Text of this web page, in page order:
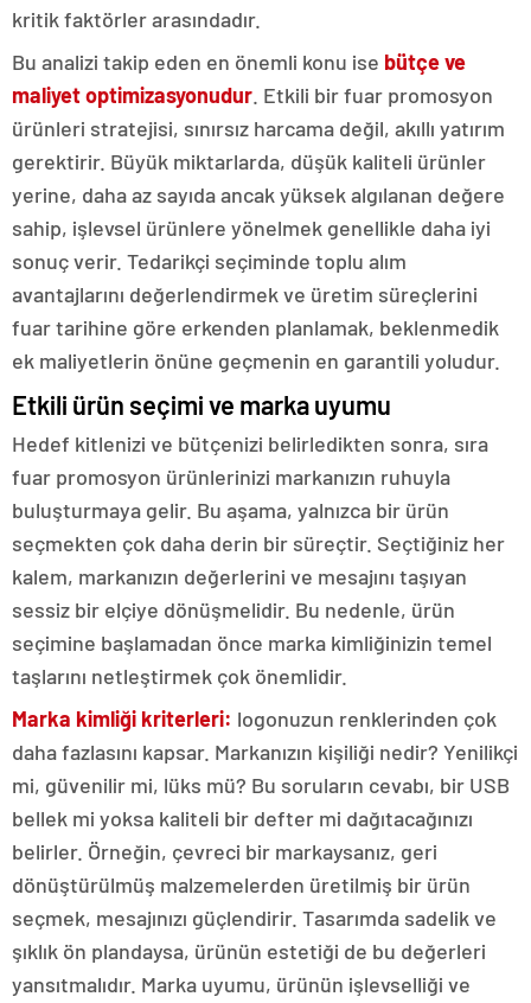
kritik faktörler arasındadır.
Bu analizi takip eden en önemli konu ise bütçe ve
maliyet optimizasyonudur . Etkili bir fuar promosyon
ürünleri stratejisi, sınırsız harcama değil, akıllı yatırım
gerektirir. Büyük miktarlarda, düşük kaliteli ürünler
yerine, daha az sayıda ancak yüksek algılanan değere
sahip, işlevsel ürünlere yönelmek genellikle daha iyi
sonuç verir. Tedarikçi seçiminde toplu alım
avantajlarını değerlendirmek ve üretim süreçlerini
fuar tarihine göre erkenden planlamak, beklenmedik
ek maliyetlerin önüne geçmenin en garantili yoludur.
Etkili ürün seçimi ve marka uyumu
Hedef kitlenizi ve bütçenizi belirledikten sonra, sıra
fuar promosyon ürünlerinizi markanızın ruhuyla
buluşturmaya gelir. Bu aşama, yalnızca bir ürün
seçmekten çok daha derin bir süreçtir. Seçtiğiniz her
kalem, markanızın değerlerini ve mesajını taşıyan
sessiz bir elçiye dönüşmelidir. Bu nedenle, ürün
seçimine başlamadan önce marka kimliğinizin temel
taşlarını netleştirmek çok önemlidir.
Marka kimliği kriterleri: logonuzun renklerinden çok
daha fazlasını kapsar. Markanızın kişiliği nedir? Yenilikçi
mi, güvenilir mi, lüks mü? Bu soruların cevabı, bir USB
bellek mi yoksa kaliteli bir defter mi dağıtacağınızı
belirler. Örneğin, çevreci bir markaysanız, geri
dönüştürülmüş malzemelerden üretilmiş bir ürün
seçmek, mesajınızı güçlendirir. Tasarımda sadelik ve
şıklık ön plandaysa, ürünün estetiği de bu değerleri
yansıtmalıdır. Marka uyumu, ürünün işlevselliği ve